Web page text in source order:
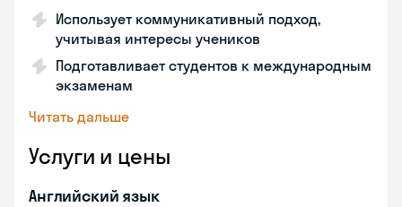
Использует коммуникативный подход,
учитывая интересы учеников
Подготавливает студентов к международным
экзаменам
Читать дальше
Услуги и цены
Английский язык